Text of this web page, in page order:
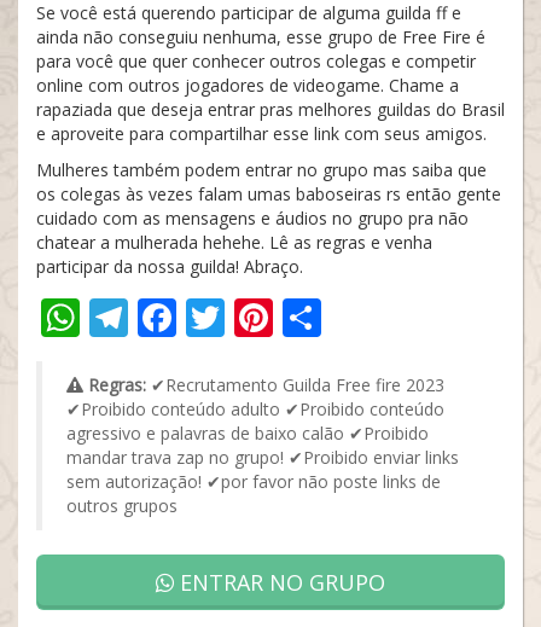
Se você está querendo participar de alguma guilda ff e
ainda não conseguiu nenhuma, esse grupo de Free Fire é
para você que quer conhecer outros colegas e competir
online com outros jogadores de videogame. Chame a
rapaziada que deseja entrar pras melhores guildas do Brasil
e aproveite para compartilhar esse link com seus amigos.
Mulheres também podem entrar no grupo mas saiba que
os colegas às vezes falam umas baboseiras rs então gente
cuidado com as mensagens e áudios no grupo pra não
chatear a mulherada hehehe. Lê as regras e venha
participar da nossa guilda! Abraço.
WhatsApp
Telegram
Facebook
TwitterPinterest
Regras: ✔Recrutamento Guilda Free fire 2023
✔Proibido conteúdo adulto ✔Proibido conteúdo
agressivo e palavras de baixo calão ✔Proibido
mandar trava zap no grupo! ✔Proibido enviar links
sem autorização! ✔por favor não poste links de
outros grupos
ENTRAR NO GRUPO